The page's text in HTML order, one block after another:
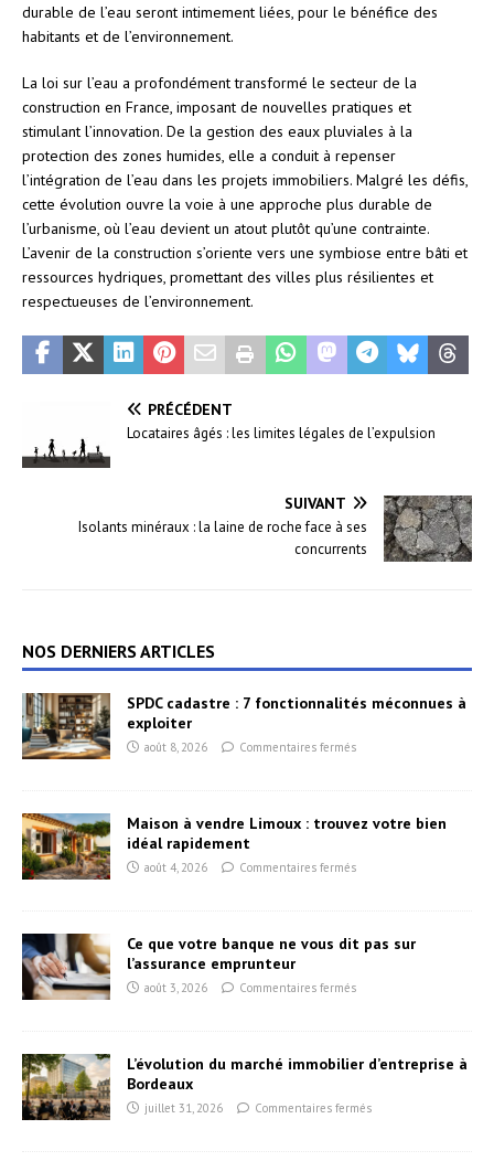
durable de l’eau seront intimement liées, pour le bénéfice des
habitants et de l’environnement.
La loi sur l’eau a profondément transformé le secteur de la
construction en France, imposant de nouvelles pratiques et
stimulant l’innovation. De la gestion des eaux pluviales à la
protection des zones humides, elle a conduit à repenser
l’intégration de l’eau dans les projets immobiliers. Malgré les défis,
cette évolution ouvre la voie à une approche plus durable de
l’urbanisme, où l’eau devient un atout plutôt qu’une contrainte.
L’avenir de la construction s’oriente vers une symbiose entre bâti et
ressources hydriques, promettant des villes plus résilientes et
respectueuses de l’environnement.
PRÉCÉDENT
Locataires âgés : les limites légales de l’expulsion
SUIVANT
Isolants minéraux : la laine de roche face à ses
concurrents
NOS DERNIERS ARTICLES
SPDC cadastre : 7 fonctionnalités méconnues à
exploiter
août 8, 2026 Commentaires fermés
Maison à vendre Limoux : trouvez votre bien
idéal rapidement
août 4, 2026 Commentaires fermés
Ce que votre banque ne vous dit pas sur
l’assurance emprunteur
août 3, 2026 Commentaires fermés
L’évolution du marché immobilier d’entreprise à
Bordeaux
juillet 31, 2026 Commentaires fermés